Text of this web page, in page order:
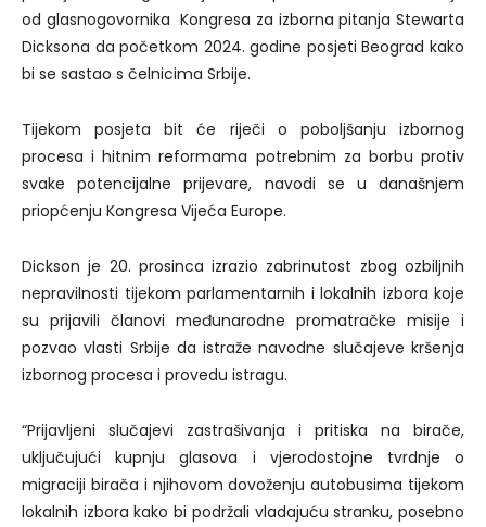
od glasnogovornika Kongresa za izborna pitanja Stewarta
Dicksona da početkom 2024. godine posjeti Beograd kako
bi se sastao s čelnicima Srbije.
Tijekom posjeta bit će riječi o poboljšanju izbornog
procesa i hitnim reformama potrebnim za borbu protiv
svake potencijalne prijevare, navodi se u današnjem
priopćenju Kongresa Vijeća Europe.
Dickson je 20. prosinca izrazio zabrinutost zbog ozbiljnih
nepravilnosti tijekom parlamentarnih i lokalnih izbora koje
su prijavili članovi međunarodne promatračke misije i
pozvao vlasti Srbije da istraže navodne slučajeve kršenja
izbornog procesa i provedu istragu.
“Prijavljeni slučajevi zastrašivanja i pritiska na birače,
uključujući kupnju glasova i vjerodostojne tvrdnje o
migraciji birača i njihovom dovoženju autobusima tijekom
lokalnih izbora kako bi podržali vladajuću stranku, posebno